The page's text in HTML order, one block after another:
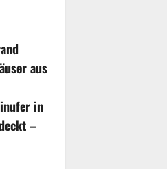
aus
in
–